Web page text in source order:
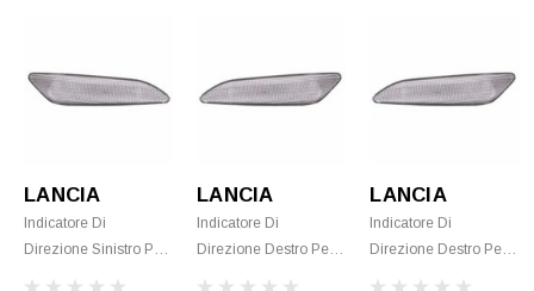
LANCIA
Indicatore Di
Direzione Sinistro Per
LANCIA
Indicatore Di
Direzione Destro Per
LANCIA
Indicatore Di
Direzione Destro Per